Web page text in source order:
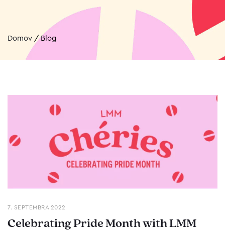
Domov /Blog
7. SEPTEMBRA 2022
Celebrating Pride Month with LMM